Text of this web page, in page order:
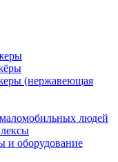
(нержавеющая
людей
и оборудование